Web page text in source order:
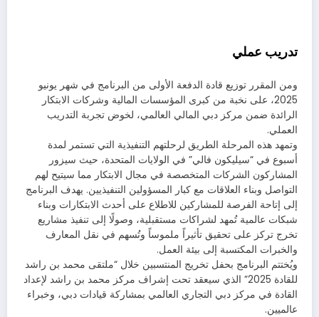
تدريب عملي
ومن المقرر توزيع قادة الدفعة الأولى من البرنامج في شهر يونيو
2025، على نخبة من كبرى المؤسسات المالية وشركات الابتكار
الرائدة ضمن مركز دبي المالي العالمي، لخوض تجربة التدريب
العملي.
وتمهد هذه المرحلة الطريق لرحلتهم التنفيذية التي تستمر لمدة
أسبوع في “سيليكون فالي” في الولايات المتحدة، حيث سيزور
المشاركون الشركات المتخصصة في مجال الابتكار مما سيتيح لهم
التواصل وبناء العلاقات مع كبار المسؤولين التنفيذيين. يهدف البرنامج
إلى إتاحة الفرصة للمشاركين للاطلاع على أحدث الابتكارات وبناء
شبكات عالمية تُمهد لشراكات مستقبلية، وصولًا إلى تنفيذ مشاريع
تخرج تركز على تحقيق تأثيراً ملموساً وتُسهم في نقل المعارف
والخبرات المكتسبة إلى بيئة العمل.
ويُختتم البرنامج بحفل تخريج المنتسبين خلال “ملتقى محمد بن راشد
للقادة 2025” الذي سيعقد تحت إشراف مركز محمد بن راشد لإعداد
القادة في مركز دبي التجاري العالمي بمشاركة قيادات دبي، وخبراء
عالميين.